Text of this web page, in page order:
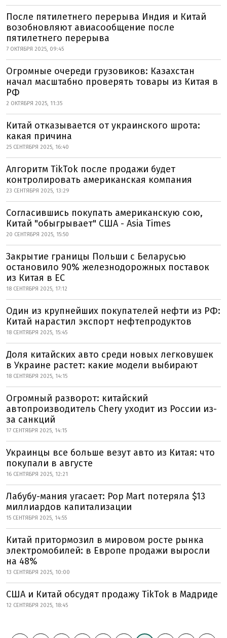
После пятилетнего перерыва Индия и Китай
возобновляют авиасообщение после
пятилетнего перерыва
7 ОКТЯБРЯ 2025, 09:45
Огромные очереди грузовиков: Казахстан
начал масштабно проверять товары из Китая в
РФ
2 ОКТЯБРЯ 2025, 11:35
Китай отказывается от украинского шрота:
какая причина
25 СЕНТЯБРЯ 2025, 16:40
Алгоритм TikTok после продажи будет
контролировать американская компания
23 СЕНТЯБРЯ 2025, 13:29
Согласившись покупать американскую сою,
Китай "обыгрывает" США - Asia Times
20 СЕНТЯБРЯ 2025, 15:50
Закрытие границы Польши с Беларусью
остановило 90% железнодорожных поставок
из Китая в ЕС
18 СЕНТЯБРЯ 2025, 17:12
Один из крупнейших покупателей нефти из РФ:
Китай нарастил экспорт нефтепродуктов
18 СЕНТЯБРЯ 2025, 15:45
Доля китайских авто среди новых легковушек
в Украине растет: какие модели выбирают
18 СЕНТЯБРЯ 2025, 14:15
Огромный разворот: китайский
автопроизводитель Chery уходит из России из-
за санкций
17 СЕНТЯБРЯ 2025, 14:15
Украинцы все больше везут авто из Китая: что
покупали в августе
16 СЕНТЯБРЯ 2025, 12:21
Лабубу-мания угасает: Pop Mart потеряла $13
миллиардов капитализации
15 СЕНТЯБРЯ 2025, 14:55
Китай притормозил в мировом росте рынка
электромобилей: в Европе продажи выросли
на 48%
13 СЕНТЯБРЯ 2025, 10:00
США и Китай обсудят продажу TikTok в Мадриде
12 СЕНТЯБРЯ 2025, 18:45